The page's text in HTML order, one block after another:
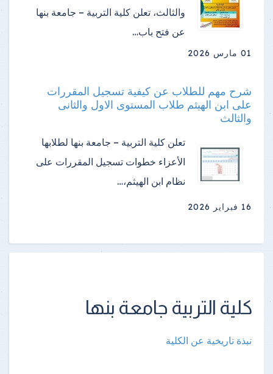
والثالث، تعلن كلية التربية – جامعة بنها
عن فتح باب…
01 مارس 2026
شرح مهم للطلاب عن كيفية تسجيل المقررات
على ابن الهيثم طلاب المستوى الاول والثانى
والثالث
تعلن كلية التربية – جامعة بنها لطلابها
الأعزاء خطوات تسجيل المقررات على
نظام ابن الهيثم،…
16 فبراير 2026
كلية التربية جامعة بنها
نبذة تاريخية عن الكلية